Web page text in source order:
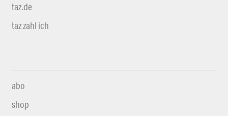
taz.de
taz zahl ich
abo
shop